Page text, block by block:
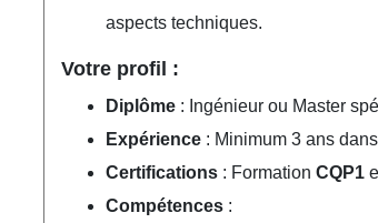
aspects techniques.
Votre profil :
Diplôme: Ingénieur ou Master
Expérience: Minimum 3 ans
Certifications: Formation CQP1
Compétences: